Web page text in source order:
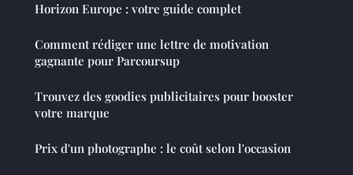
Horizon Europe : votre guide complet
Comment rédiger une lettre de motivation
gagnante pour Parcoursup
Trouvez des goodies publicitaires pour booster
votre marque
Prix d'un photographe : le coût selon l'occasion